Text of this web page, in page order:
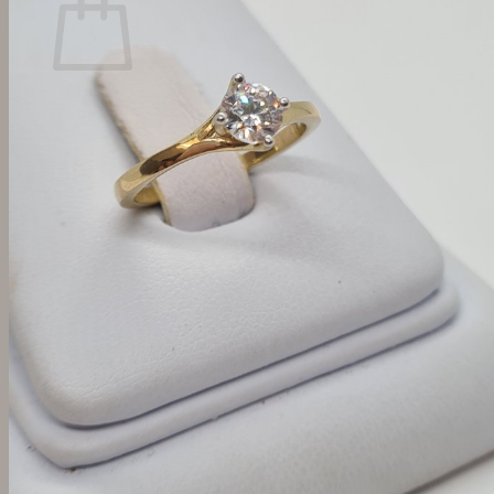
Žiadne produkty v košíku.
Vrátiť sa do obchodu